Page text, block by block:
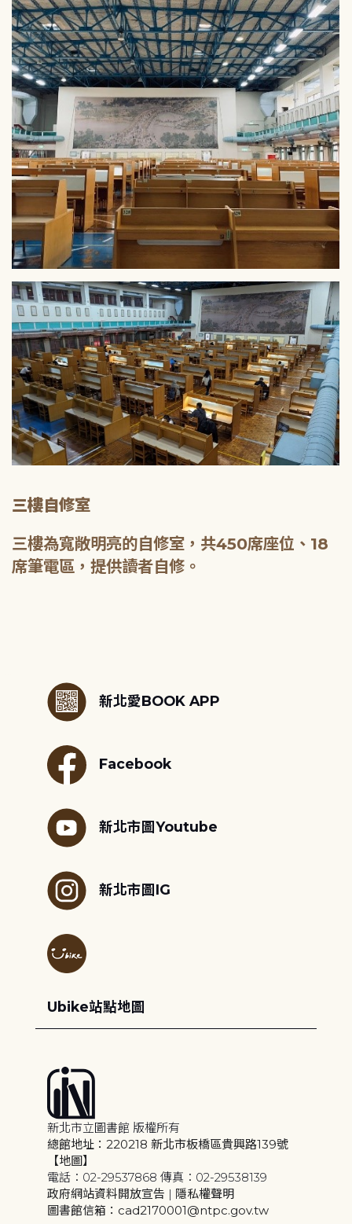
三樓自修室
三樓為寬敞明亮的自修室，共450席座位、18
席筆電區，提供讀者自修。
新北愛BOOK APP
Facebook
新北市圖Youtube
新北市圖IG
Ubike站點地圖
新北市立圖書館 版權所有
總館地址：220218 新北市板橋區貴興路139號
【地圖】
電話：02-29537868 傳真：02-29538139
政府網站資料開放宣告 | 隱私權聲明
圖書館信箱：cad2170001@ntpc.gov.tw